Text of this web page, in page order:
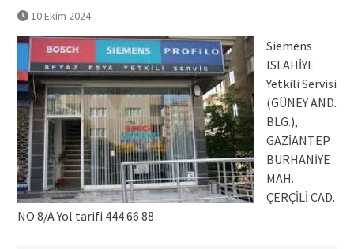
10 Ekim 2024
Siemens
ISLAHİYE
Yetkili Servisi
(GÜNEY AND.
BLG.),
GAZİANTEP
BURHANİYE
MAH.
ÇERÇİLİ CAD.
NO:8/A Yol tarifi 444 66 88